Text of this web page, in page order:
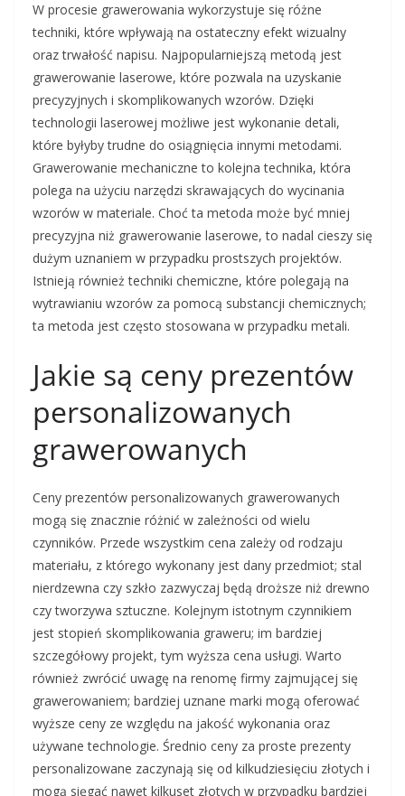
W procesie grawerowania wykorzystuje się różne
techniki, które wpływają na ostateczny efekt wizualny
oraz trwałość napisu. Najpopularniejszą metodą jest
grawerowanie laserowe, które pozwala na uzyskanie
precyzyjnych i skomplikowanych wzorów. Dzięki
technologii laserowej możliwe jest wykonanie detali,
które byłyby trudne do osiągnięcia innymi metodami.
Grawerowanie mechaniczne to kolejna technika, która
polega na użyciu narzędzi skrawających do wycinania
wzorów w materiale. Choć ta metoda może być mniej
precyzyjna niż grawerowanie laserowe, to nadal cieszy się
dużym uznaniem w przypadku prostszych projektów.
Istnieją również techniki chemiczne, które polegają na
wytrawianiu wzorów za pomocą substancji chemicznych;
ta metoda jest często stosowana w przypadku metali.
Jakie są ceny prezentów
personalizowanych
grawerowanych
Ceny prezentów personalizowanych grawerowanych
mogą się znacznie różnić w zależności od wielu
czynników. Przede wszystkim cena zależy od rodzaju
materiału, z którego wykonany jest dany przedmiot; stal
nierdzewna czy szkło zazwyczaj będą droższe niż drewno
czy tworzywa sztuczne. Kolejnym istotnym czynnikiem
jest stopień skomplikowania graweru; im bardziej
szczegółowy projekt, tym wyższa cena usługi. Warto
również zwrócić uwagę na renomę firmy zajmującej się
grawerowaniem; bardziej uznane marki mogą oferować
wyższe ceny ze względu na jakość wykonania oraz
używane technologie. Średnio ceny za proste prezenty
personalizowane zaczynają się od kilkudziesięciu złotych i
mogą sięgać nawet kilkuset złotych w przypadku bardziej